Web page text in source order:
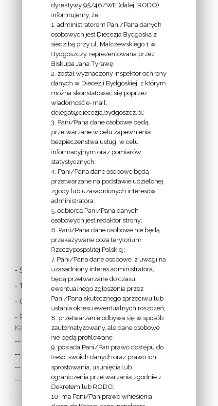
INFORMACJE
Z
EKAI.PL:
INFORMACJE
EPISKOPATU
POLSKI:
LINKI
- Stolica Apostolska
- Twitter Papieża
- Czytania z dnia
- Polska Misja
Katolicka:
-- w Austrii
-- w Anglii i Walii
-- w Irlandii
-- we Francji
-- w Niemczech
dyrektywy 95/46/WE (dalej: RODO)
informujemy, że:
1. administratorem Pani/Pana danych
osobowych jest Diecezja Bydgoska z
siedzibą przy ul. Malczewskiego 1 w
Bydgoszczy, reprezentowana przez
Biskupa Jana Tyrawę;
2. został wyznaczony inspektor ochrony
danych w Diecezji Bydgoskiej, z którym
można skonstatować się poprzez
wiadomość e-mail:
delegat@diecezja.bydgoszcz.pl;
3. Pani/Pana dane osobowe będą
przetwarzane w celu zapewnienia
bezpieczeństwa usług, w celu
informacyjnym oraz pomiarów
statystycznych;
4. Pani/Pana dane osobowe będą
przetwarzane na podstawie udzielonej
zgody lub uzasadnionych interesów
administratora;
5. odbiorcą Pani/Pana danych
osobowych jest redaktor strony;
6. Pani/Pana dane osobowe nie będą
przekazywane poza terytorium
Rzeczypospolitej Polskiej;
7. Pani/Pana dane osobowe, z uwagi na
uzasadniony interes administratora,
będą przetwarzane do czasu
ewentualnego zgłoszenia przez
Pani/Pana skutecznego sprzeciwu lub
ustania okresu ewentualnych roszczeń;
8. przetwarzanie odbywa się w sposób
zautomatyzowany, ale dane osobowe
nie będą profilowane.
9. posiada Pani/Pan prawo dostępu do
treści swoich danych oraz prawo ich
sprostowania, usunięcia lub
ograniczenia przetwarzania zgodnie z
Dekretem lub RODO;
10. ma Pani/Pan prawo wniesienia